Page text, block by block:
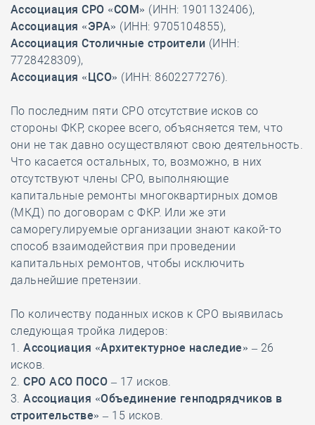
Ассоциация СРО «СОМ» (ИНН: 1901132406),
Ассоциация «ЭРА» (ИНН: 9705104855),
Ассоциация Столичные строители (ИНН:
7728428309),
Ассоциация «ЦСО» (ИНН: 8602277276).
По последним пяти СРО отсутствие исков со
стороны ФКР, скорее всего, объясняется тем, что
они не так давно осуществляют свою деятельность.
Что касается остальных, то, возможно, в них
отсутствуют члены СРО, выполняющие
капитальные ремонты многоквартирных домов
(МКД) по договорам с ФКР. Или же эти
саморегулируемые организации знают какой-то
способ взаимодействия при проведении
капитальных ремонтов, чтобы исключить
дальнейшие претензии.
По количеству поданных исков к СРО выявилась
следующая тройка лидеров:
1.Ассоциация «Архитектурное наследие» – 26
исков.
2.СРО АСО ПОСО – 17 исков.
3.Ассоциация «Объединение генподрядчиков в
строительстве» – 15 исков.